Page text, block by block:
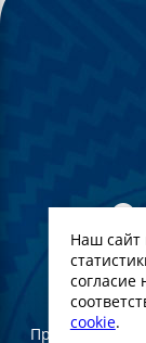
©
При полном
Наш сайт
согласие
cookie.